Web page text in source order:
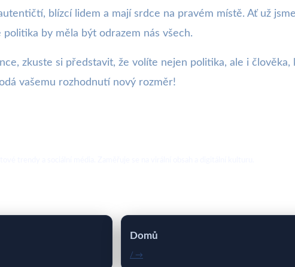
blízcí lidem a mají srdce na pravém místě. Ať už
by měla být odrazem nás všech.
zkuste si představit, že volíte nejen politika, ale i
vašemu rozhodnutí nový rozměr!
Domů
/ →